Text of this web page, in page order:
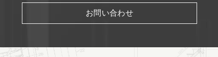
お問い合わせ